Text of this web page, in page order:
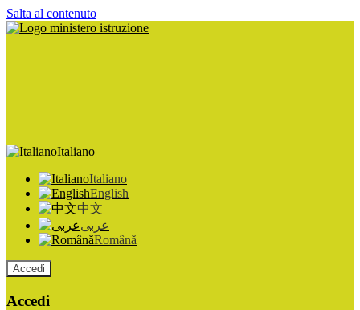
Salta al contenuto
Italiano
Italiano
English
中文
عربى
Română
Accedi
Accedi